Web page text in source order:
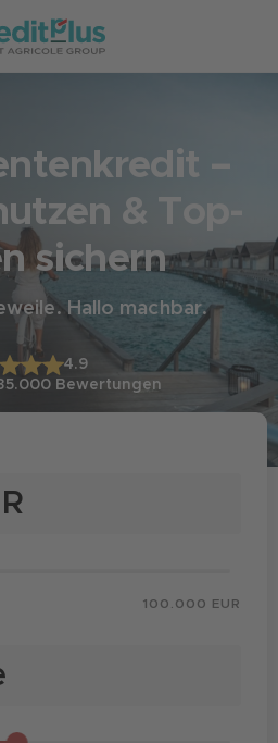
–
& Top-
sichern
Hallo machbar.
4.9
Bewertungen
100.000 EUR